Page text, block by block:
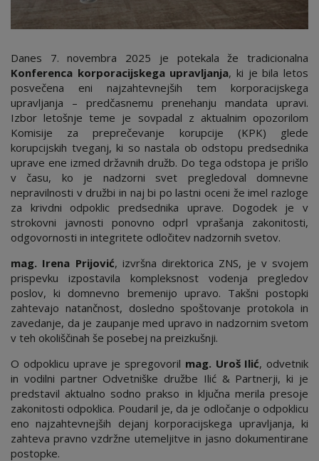
Danes 7. novembra 2025 je potekala že tradicionalna
Konferenca korporacijskega upravljanja, ki je bila letos
posvečena eni najzahtevnejših tem korporacijskega
upravljanja – predčasnemu prenehanju mandata upravi.
Izbor letošnje teme je sovpadal z aktualnim opozorilom
Komisije za preprečevanje korupcije (KPK) glede
korupcijskih tveganj, ki so nastala ob odstopu predsednika
uprave ene izmed državnih družb. Do tega odstopa je prišlo
v času, ko je nadzorni svet pregledoval domnevne
nepravilnosti v družbi in naj bi po lastni oceni že imel razloge
za krivdni odpoklic predsednika uprave. Dogodek je v
strokovni javnosti ponovno odprl vprašanja zakonitosti,
odgovornosti in integritete odločitev nadzornih svetov.
mag. Irena Prijović, izvršna direktorica ZNS, je v svojem
prispevku izpostavila kompleksnost vodenja pregledov
poslov, ki domnevno bremenijo upravo. Takšni postopki
zahtevajo natančnost, dosledno spoštovanje protokola in
zavedanje, da je zaupanje med upravo in nadzornim svetom
v teh okoliščinah še posebej na preizkušnji.
O odpoklicu uprave je spregovoril mag. Uroš Ilić, odvetnik
in vodilni partner Odvetniške družbe Ilić & Partnerji, ki je
predstavil aktualno sodno prakso in ključna merila presoje
zakonitosti odpoklica. Poudaril je, da je odločanje o odpoklicu
eno najzahtevnejših dejanj korporacijskega upravljanja, ki
zahteva pravno vzdržne utemeljitve in jasno dokumentirane
postopke.